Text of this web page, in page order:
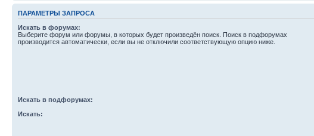
ПАРАМЕТРЫ ЗАПРОСА
Искать в форумах:
Выберите форум или форумы, в которых будет произведён поиск. Поиск в подфорумах
производится автоматически, если вы не отключили соответствующую опцию ниже.
Искать в подфорумах:
Искать: